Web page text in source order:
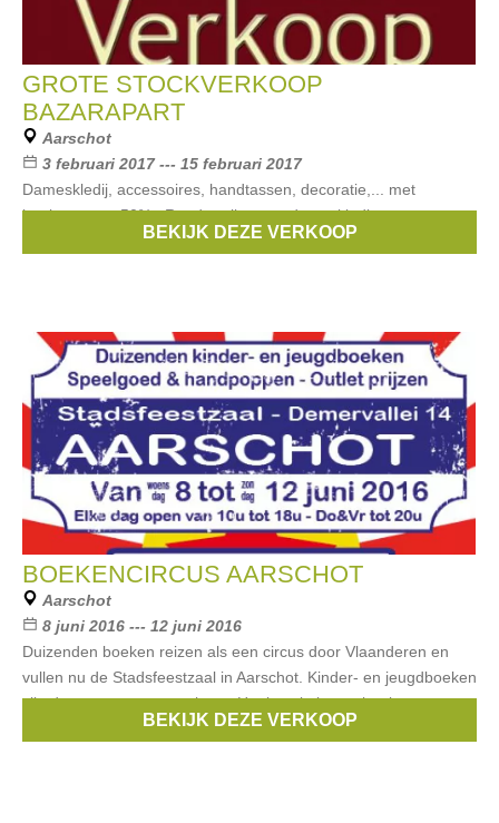
GROTE STOCKVERKOOP
BAZARAPART
Aarschot
3 februari 2017 --- 15 februari 2017
Dameskledij, accessoires, handtassen, decoratie,... met
kortingen tot -50%. Ronde prijzen op dameskleding en
accessoires uit vorig seizoenen.
BEKIJK DEZE VERKOOP
BOEKENCIRCUS AARSCHOT
Aarschot
8 juni 2016 --- 12 juni 2016
Duizenden boeken reizen als een circus door Vlaanderen en
vullen nu de Stadsfeestzaal in Aarschot. Kinder- en jeugdboeken
zijn de sterren van ons circus. Heel veel nieuwe boeken aan
OUTLET prijzen. NaastBEKIJK DEZE VERKOOP